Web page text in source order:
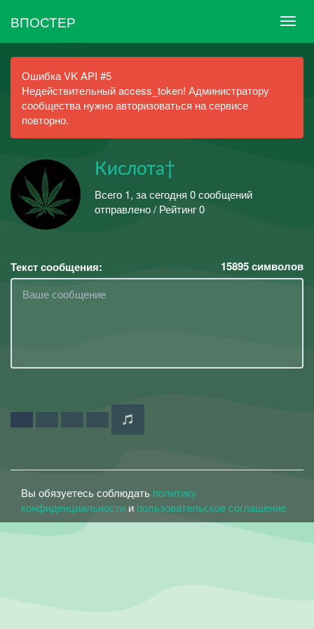
ВПОСТЕР
Ошибка VK API #5
Недействительный access_token! Администратору
сообщества нужно авторизоваться на сервисе
повторно.
Кислота†
Всего 1, за сегодня 0 сообщений
отправлено / Рейтинг 0
Текст сообщения: 15895символов
Вы обязуетесь соблюдать политику
конфиденциальности и пользовательское соглашение